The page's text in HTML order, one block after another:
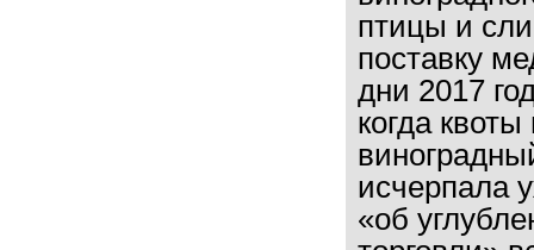
птицы и
поставку
дни 2017
когда
исчерпала
«об